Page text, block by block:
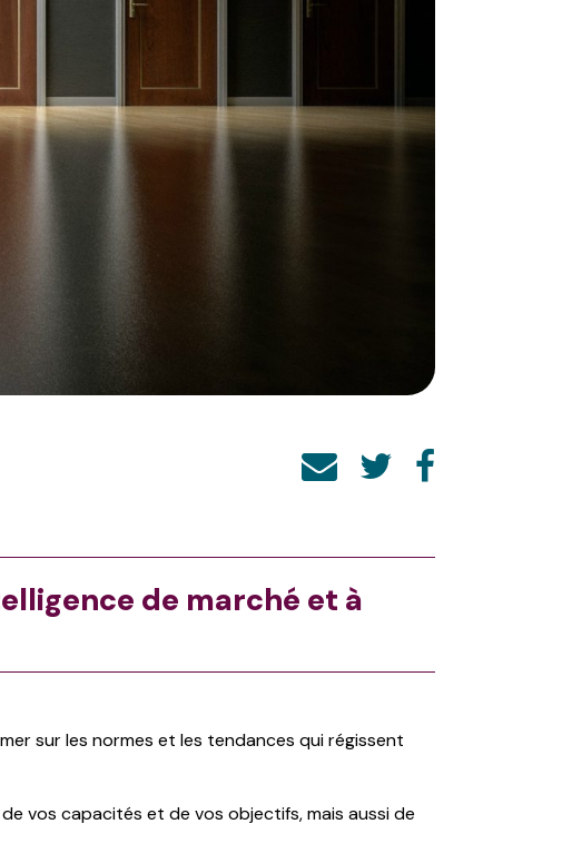
de marché et à
sur les normes et les tendances qui régissent
vos capacités et de vos objectifs, mais aussi de